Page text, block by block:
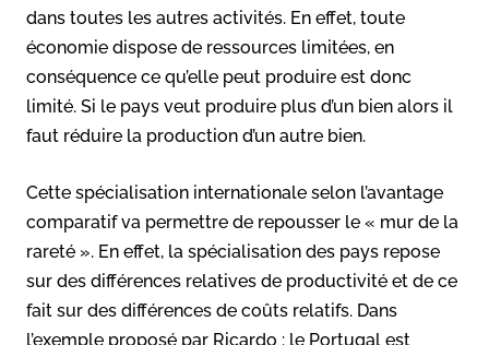
dans toutes les autres activités. En effet, toute
économie dispose de ressources limitées, en
conséquence ce qu’elle peut produire est donc
limité. Si le pays veut produire plus d’un bien alors il
faut réduire la production d’un autre bien.
Cette spécialisation internationale selon l’avantage
comparatif va permettre de repousser le « mur de la
rareté ». En effet, la spécialisation des pays repose
sur des différences relatives de productivité et de ce
fait sur des différences de coûts relatifs. Dans
l’exemple proposé par Ricardo : le Portugal est